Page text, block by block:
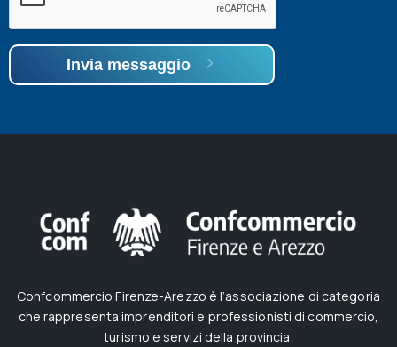
Invia messaggio
Confcommercio Firenze-Arezzo è l’associazione di categoria
che rappresenta imprenditori e professionisti di commercio,
turismo e servizi della provincia.